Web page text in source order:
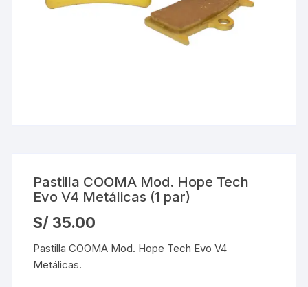
Pastilla COOMA Mod. Hope Tech
Evo V4 Metálicas (1 par)
S/ 35.00
Pastilla COOMA Mod. Hope Tech Evo V4
Metálicas.